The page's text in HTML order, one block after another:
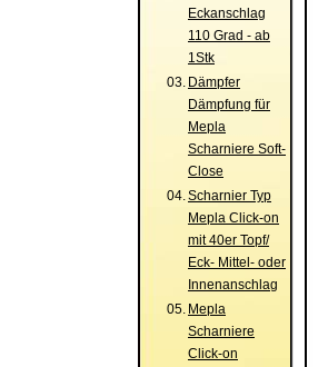
Eckanschlag
110 Grad - ab
1Stk
03. Dämpfer
Dämpfung für
Mepla
Scharniere Soft-
Close
04.Scharnier Typ
Mepla Click-on
mit 40er Topf/
Eck- Mittel- oder
Innenanschlag
05. Mepla
Scharniere
Click-on